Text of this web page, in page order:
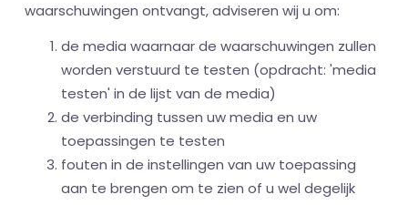
waarschuwingen ontvangt, adviseren wij u om:
de media waarnaar de waarschuwingen zullen
worden verstuurd te testen (opdracht: 'media
testen' in de lijst van de media)
de verbinding tussen uw media en uw
toepassingen te testen
fouten in de instellingen van uw toepassing
aan te brengen om te zien of u wel degelijk